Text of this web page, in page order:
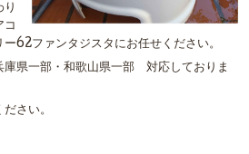
り
コ
62ファンタジスタにお任せください。
庫県一部・和歌山県一部 対応しておりま
さい。